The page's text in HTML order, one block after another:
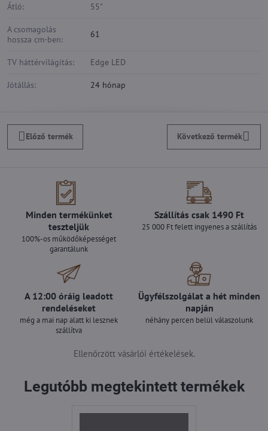
Átló: 55"
A csomagolás
hossza cm-ben:
61
TV háttérvilágítás: Edge LED
Jótállás: 24 hónap
Előző termék Következő termék
Minden termékünket
teszteljük
100%-os működőképességet
garantálunk
Szállítás csak 1490 Ft
25 000 Ft felett ingyenes a szállítás
A 12:00 óráig leadott
rendeléseket
még a mai nap alatt ki lesznek
szállítva
Ügyfélszolgálat a hét minden
napján
néhány percen belül válaszolunk
Ellenőrzött vásárlói értékelések.
Legutóbb megtekintett termékek